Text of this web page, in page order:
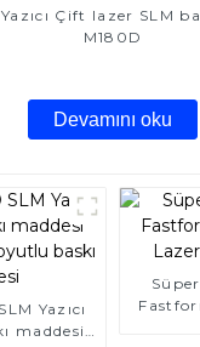
Çift lazer SLM
M180D
Devamını oku
Yazıcı
maddesi